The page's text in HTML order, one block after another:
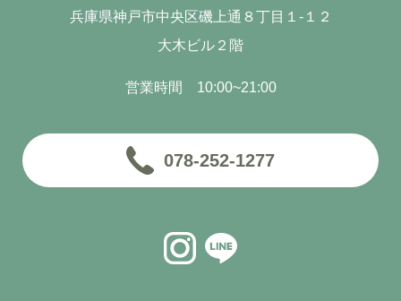
兵庫県神戸市中央区磯上通８丁目１-１２
大木ビル２階
営業時間 10:00~21:00
078-252-1277